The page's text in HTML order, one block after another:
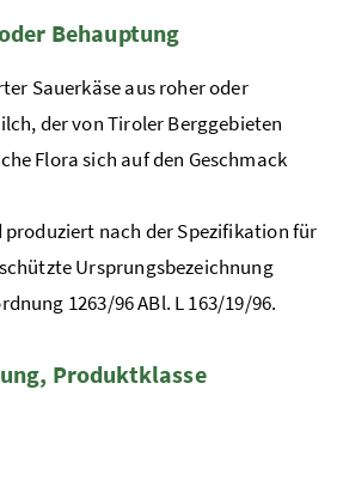
Behauptung
Sauerkäse aus roher oder
der von Tiroler Berggebieten
Flora sich auf den Geschmack
nach der Spezifikation für
Ursprungsbezeichnung
1263/96ABl. L 163/19/96.
Produktklasse